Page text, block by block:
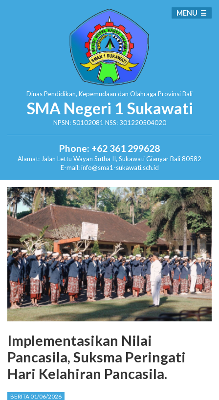
Dinas Pendidikan, Kepemudaan dan Olahraga Provinsi Bali
SMA Negeri 1 Sukawati
NPSN: 50102081 NSS: 301220504020
Phone: +62 361 299628
Alamat: Jalan Lettu Wayan Sutha II, SukawatiGianyar Bali 80582
E-mail: info@sma1-sukawati.sch.id
MENU
Implementasikan Nilai
Pancasila, Suksma Peringati
Hari Kelahiran Pancasila.
BERITA 01/06/2026